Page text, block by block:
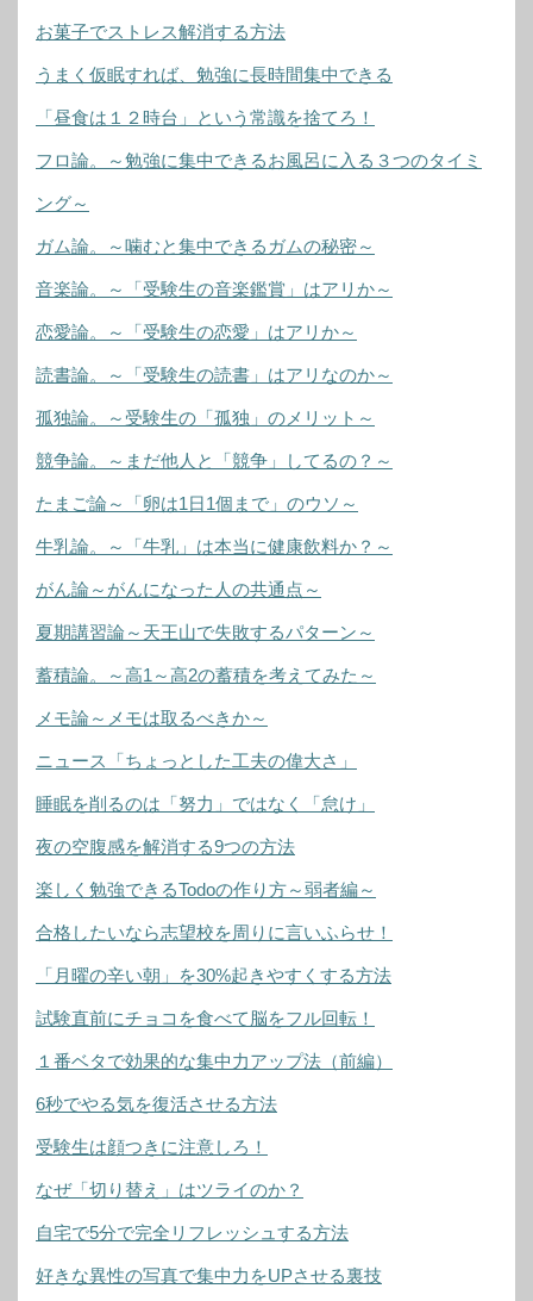
お菓子でストレス解消する方法
うまく仮眠すれば、勉強に長時間集中できる
「昼食は１２時台」という常識を捨てろ！
フロ論。～勉強に集中できるお風呂に入る３つのタイミ
ング～
ガム論。～噛むと集中できるガムの秘密～
音楽論。～「受験生の音楽鑑賞」はアリか～
恋愛論。～「受験生の恋愛」はアリか～
読書論。～「受験生の読書」はアリなのか～
孤独論。～受験生の「孤独」のメリット～
競争論。～まだ他人と「競争」してるの？～
たまご論～「卵は1日1個まで」のウソ～
牛乳論。～「牛乳」は本当に健康飲料か？～
がん論～がんになった人の共通点～
夏期講習論～天王山で失敗するパターン～
蓄積論。～高1～高2の蓄積を考えてみた～
メモ論～メモは取るべきか～
ニュース「ちょっとした工夫の偉大さ」
睡眠を削るのは「努力」ではなく「怠け」
夜の空腹感を解消する9つの方法
楽しく勉強できるTodoの作り方～弱者編～
合格したいなら志望校を周りに言いふらせ！
「月曜の辛い朝」を30%起きやすくする方法
試験直前にチョコを食べて脳をフル回転！
１番ベタで効果的な集中力アップ法（前編）
6秒でやる気を復活させる方法
受験生は顔つきに注意しろ！
なぜ「切り替え」はツライのか？
自宅で5分で完全リフレッシュする方法
好きな異性の写真で集中力をUPさせる裏技